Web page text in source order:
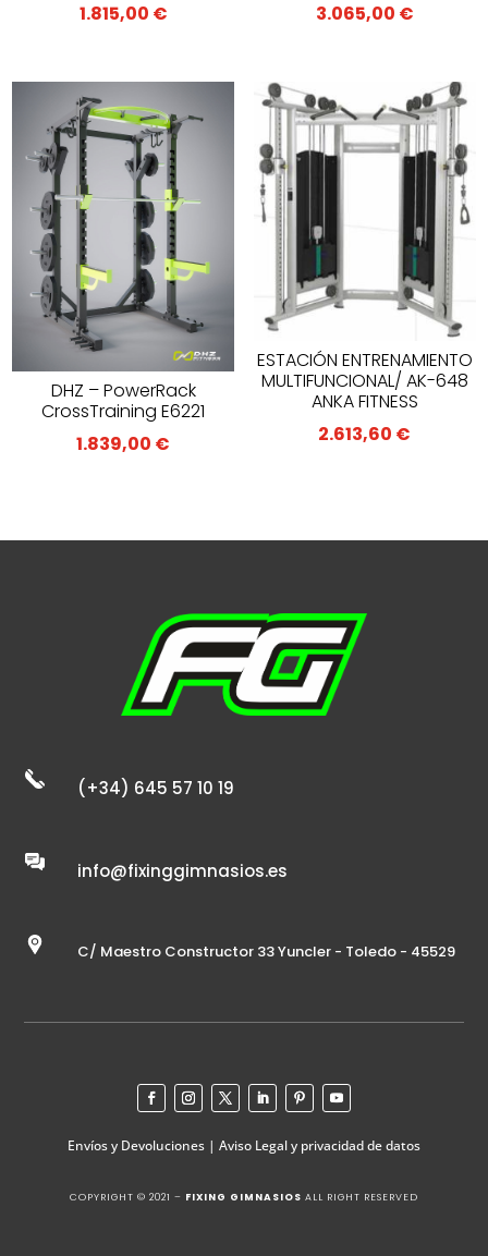
1.815,00 €
3.065,00 €
DHZ – PowerRack
CrossTraining E6221
1.839,00 €
ESTACIÓN ENTRENAMIENTO
MULTIFUNCIONAL/ AK-648
ANKA FITNESS
2.613,60 €
(+34) 645 57 10 19
info@fixinggimnasios.es
C/ Maestro Constructor 33 Yuncler - Toledo - 45529
Envíos y Devoluciones | Aviso Legal y privacidad de datos
COPYRIGHT © 2021 – FIXING GIMNASIOS ALL RIGHT RESERVED